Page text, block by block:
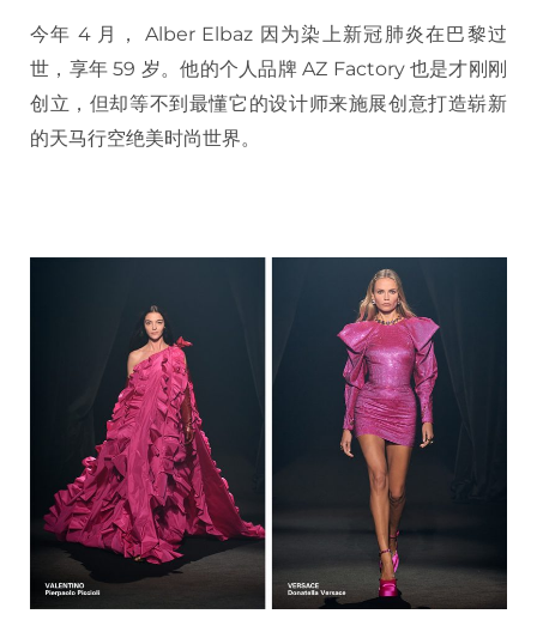
今年 4 月， Alber Elbaz 因为染上新冠肺炎在巴黎过
世，享年 59 岁。他的个人品牌 AZ Factory 也是才刚刚
创立，但却等不到最懂它的设计师来施展创意打造崭新
的天马行空绝美时尚世界。